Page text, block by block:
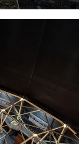
Skywalk van de